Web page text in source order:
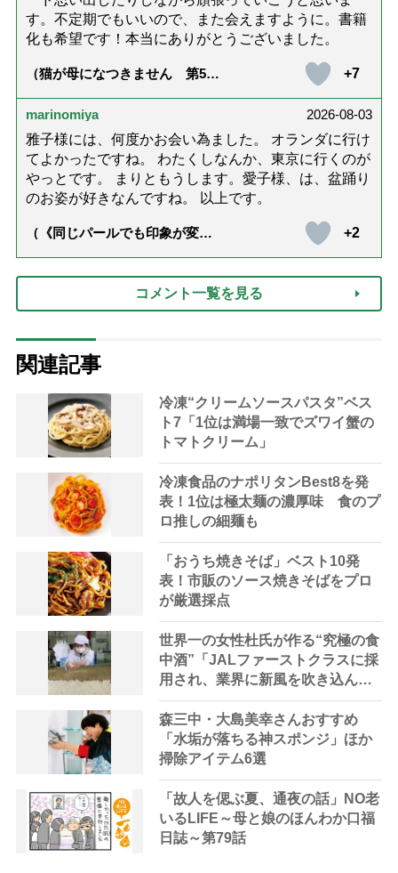
す。不定期でもいいので、また会えますように。書籍
化も希望です！本当にありがとうございました。
（猫が母になつきません 第500
+7
marinomiya
2026-08-03
雅子様には、何度かお会い為ました。 オランダに行け
てよかったですね。 わたくしなんか、東京に行くのが
やっとです。 まりともうします。愛子様、は、盆踊り
のお姿が好きなんですね。 以上です。
（《同じパールでも印象が変
の夏ネックレス」上品＆涼しげ
に見せる4つの法則）
+2
コメント一覧を見る
関連記事
冷凍“クリームソースパスタ”ベス
ト7「1位は満場一致でズワイ蟹の
トマトクリーム」
冷凍食品のナポリタンBest8を発
表！1位は極太麺の濃厚味 食のプ
ロ推しの細麺も
「おうち焼きそば」ベスト10発
表！市販のソース焼きそばをプロ
が厳選採点
世界一の女性杜氏が作る“究極の食
中酒”「JALファーストクラスに採
用され、業界に新風を吹き込ん
だ」
森三中・大島美幸さんおすすめ
「水垢が落ちる神スポンジ」ほか
掃除アイテム6選
「故人を偲ぶ夏、通夜の話」NO老
いるLIFE～母と娘のほんわか口福
日誌～第79話